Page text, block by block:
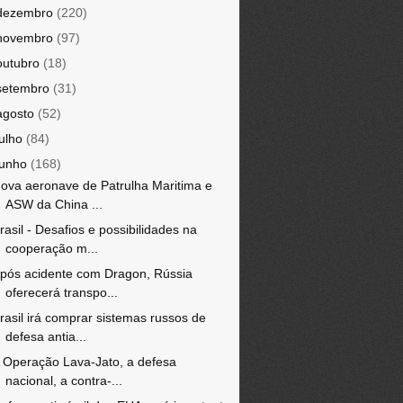
(220)
(97)
(18)
(31)
(52)
(84)
(168)
aeronave de Patrulha Maritima e
ASW da China ...
- Desafios e possibilidades na
cooperação m...
acidente com Dragon, Rússia
oferecerá transpo...
irá comprar sistemas russos de
defesa antia...
Operação Lava-Jato, a defesa
nacional, a contra-...